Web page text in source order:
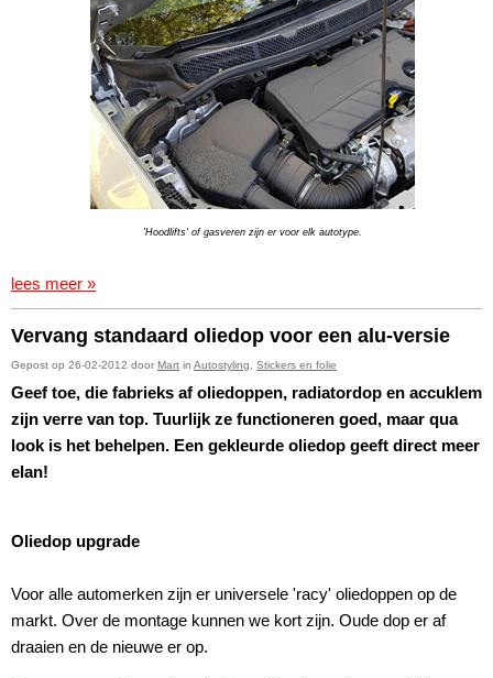
'Hoodlifts' of gasveren zijn er voor elk autotype.
lees meer »
Vervang standaard oliedop voor een alu-versie
Gepost op 26-02-2012 door Mart in Autostyling Stickers en folie
Geef toe, die fabrieks af oliedoppen, radiatordop en accuklem
zijn verre van top. Tuurlijk ze functioneren goed, maar qua
look is het behelpen. Een gekleurde oliedop geeft direct meer
elan!
Oliedop upgrade
Voor alle automerken zijn er universele 'racy' oliedoppen op de
markt. Over de montage kunnen we kort zijn. Oude dop er af
draaien en de nieuwe er op.